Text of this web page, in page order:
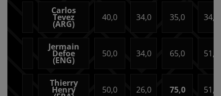
Carlos
Tevez
(ARG)
40,0 34,0 35,0 34,0
Jermain
Defoe
(ENG)
50,0 34,0 65,0 51,0
Thierry
Henry 50,0 26,0 75,0 51,0